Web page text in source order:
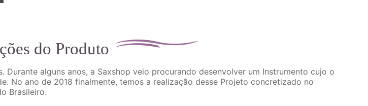
do Produto
alguns anos, a Saxshop veio procurando desenvolver um Instrumento cujo o
No ano de 2018 finalmente, temos a realização desse Projeto concretizado no
Brasileiro.